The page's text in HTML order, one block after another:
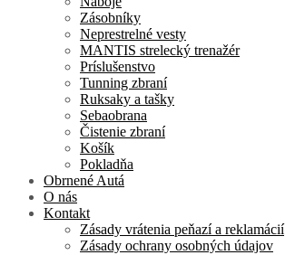
Zásobníky
Neprestrelné vesty
MANTIS strelecký trenažér
Príslušenstvo
Tunning zbraní
Ruksaky a tašky
Sebaobrana
Čistenie zbraní
Košík
Pokladňa
Obrnené Autá
O nás
Kontakt
Zásady vrátenia peňazí a reklamácií
Zásady ochrany osobných údajov